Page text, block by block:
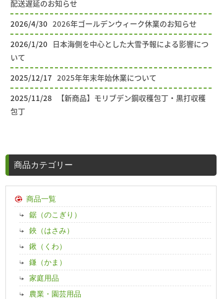
配送遅延のお知らせ
2026/4/30 2026年ゴールデンウィーク休業のお知らせ
2026/1/20
日本海側を中心とした大雪予報による影響につ
いて
2025/12/17 2025年年末年始休業について
2025/11/28
【新商品】モリブデン鋼収穫包丁・黒打収穫
包丁
商品カテゴリー
商品一覧
鋸（のこぎり）
鋏（はさみ）
鍬（くわ）
鎌（かま）
家庭用品
農業・園芸用品